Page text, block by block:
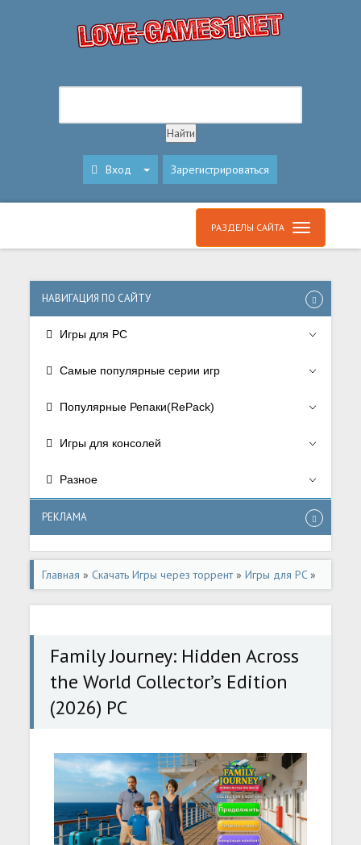
Вход Зарегистрироваться
РАЗДЕЛЫ САЙТА
НАВИГАЦИЯ ПО САЙТУ
Игры для PC
Самые популярные серии игр
Популярные Репаки(RePack)
Игры для консолей
Разное
РЕКЛАМА
Главная » Скачать Игры через торрент»Игры для PC»
Квесты в стиле "Поиск предметов"
Family Journey: Hidden Across
the World Collector’s Edition
(2026) PC